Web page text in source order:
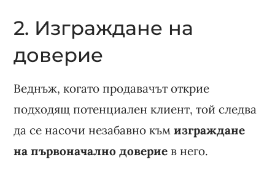
2. Изграждане на
доверие
Веднъж, когато продавачът открие
подходящ потенциален клиент, той следва
да се насочи незабавно къмизграждане
на първоначално доверие в него.